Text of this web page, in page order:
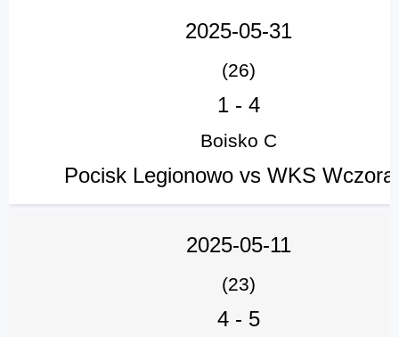
2025-05-31
(26)
1 - 4
Boisko C
Pocisk Legionowo vs WKS
2025-05-11
(23)
4 - 5